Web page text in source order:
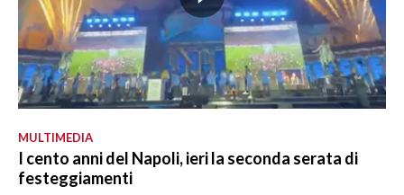
MULTIMEDIA
I cento anni del Napoli, ieri la seconda serata di
festeggiamenti